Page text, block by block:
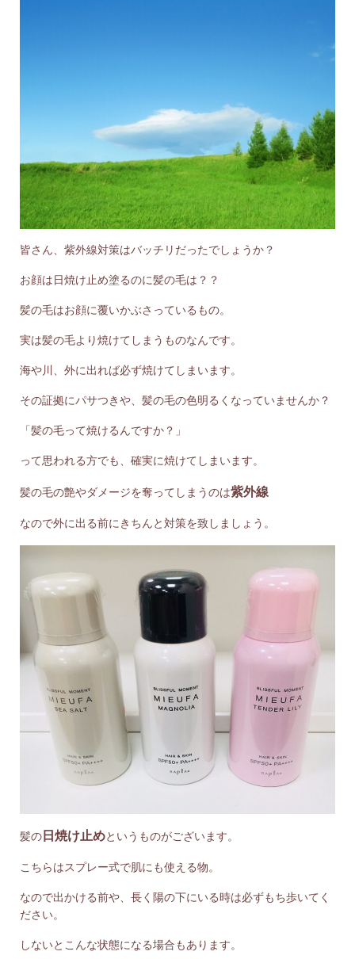
皆さん、紫外線対策はバッチリだったでしょうか？
お顔は日焼け止め塗るのに髪の毛は？？
髪の毛はお顔に覆いかぶさっているもの。
実は髪の毛より焼けてしまうものなんです。
海や川、外に出れば必ず焼けてしまいます。
その証拠にパサつきや、髪の毛の色明るくなっていませんか？
「髪の毛って焼けるんですか？」
って思われる方でも、確実に焼けてしまいます。
髪の毛の艶やダメージを奪ってしまうのは紫外線
なので外に出る前にきちんと対策を致しましょう。
髪の 日焼け止めというものがございます。
こちらはスプレー式で肌にも使える物。
なので出かける前や、長く陽の下にいる時は必ずもち歩いてく
ださい。
しないとこんな状態になる場合もあります。